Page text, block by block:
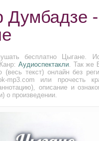
Думбадзе -
бесплатно Цыгане.
Аудиоспектакли. Так же
(весь текст) онлайн без
mp3.com или прочесть
описание и
о произведении.